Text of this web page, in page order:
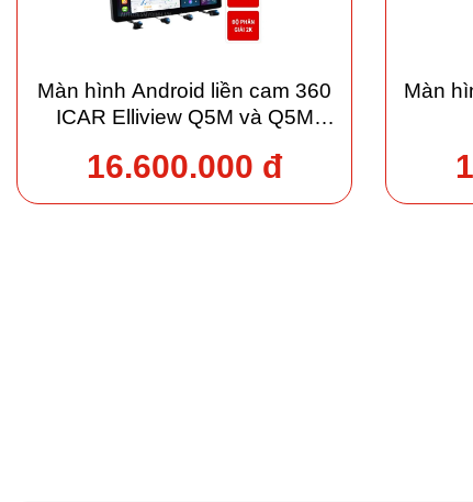
Màn hình Android liền cam 360
ICAR Elliview Q5M và Q5M
16.600.000 đ
Màn